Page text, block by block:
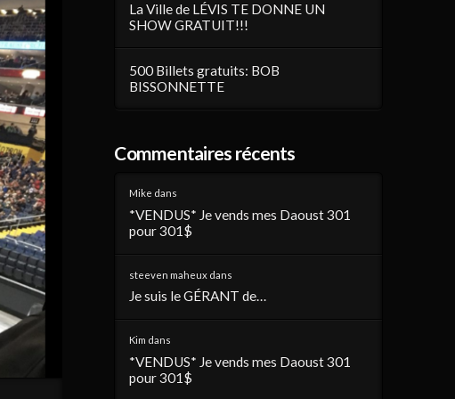
La Ville de LÉVIS TE DONNE UN
SHOW GRATUIT!!!
500 Billets gratuits: BOB
BISSONNETTE
Commentaires récents
Mike dans
*VENDUS* Je vends mes Daoust 301
pour 301$
steeven maheux dans
Je suis le GÉRANT de…
Kim dans
*VENDUS* Je vends mes Daoust 301
pour 301$